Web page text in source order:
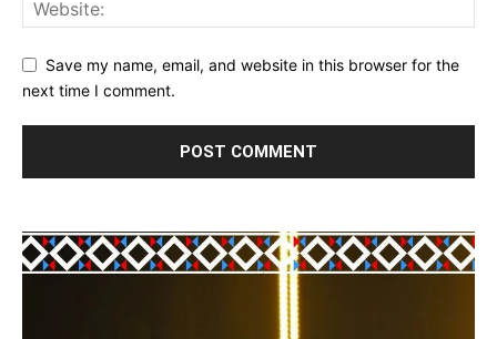
Save my name, email, and website in this browser for the
next time I comment.